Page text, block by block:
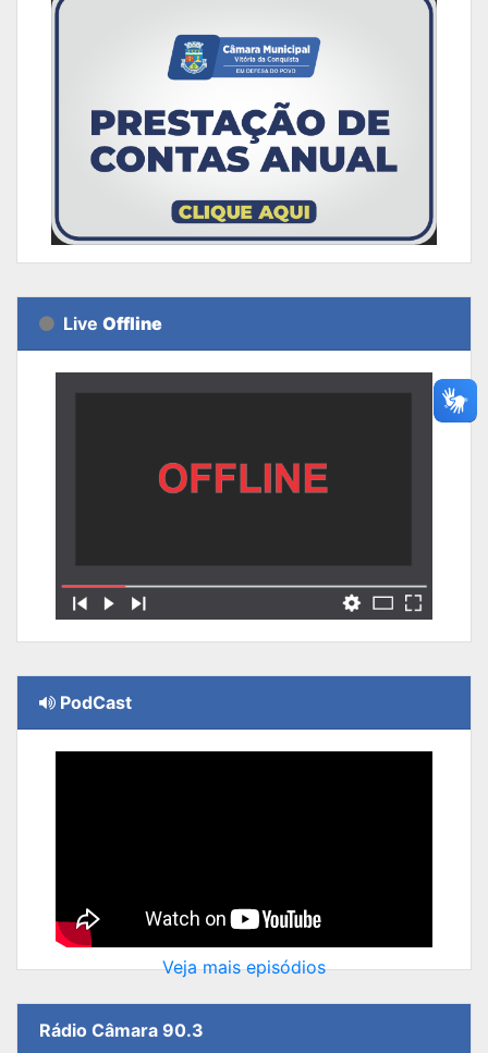
Live Offline
PodCast
Veja mais episódios
Rádio Câmara 90.3